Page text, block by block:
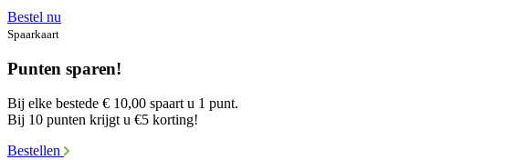
Bestel nu
Spaarkaart
Punten sparen!
Bij elke bestede € 10,00 spaart u 1 punt.
Bij 10 punten krijgt u €5 korting!
Bestellen